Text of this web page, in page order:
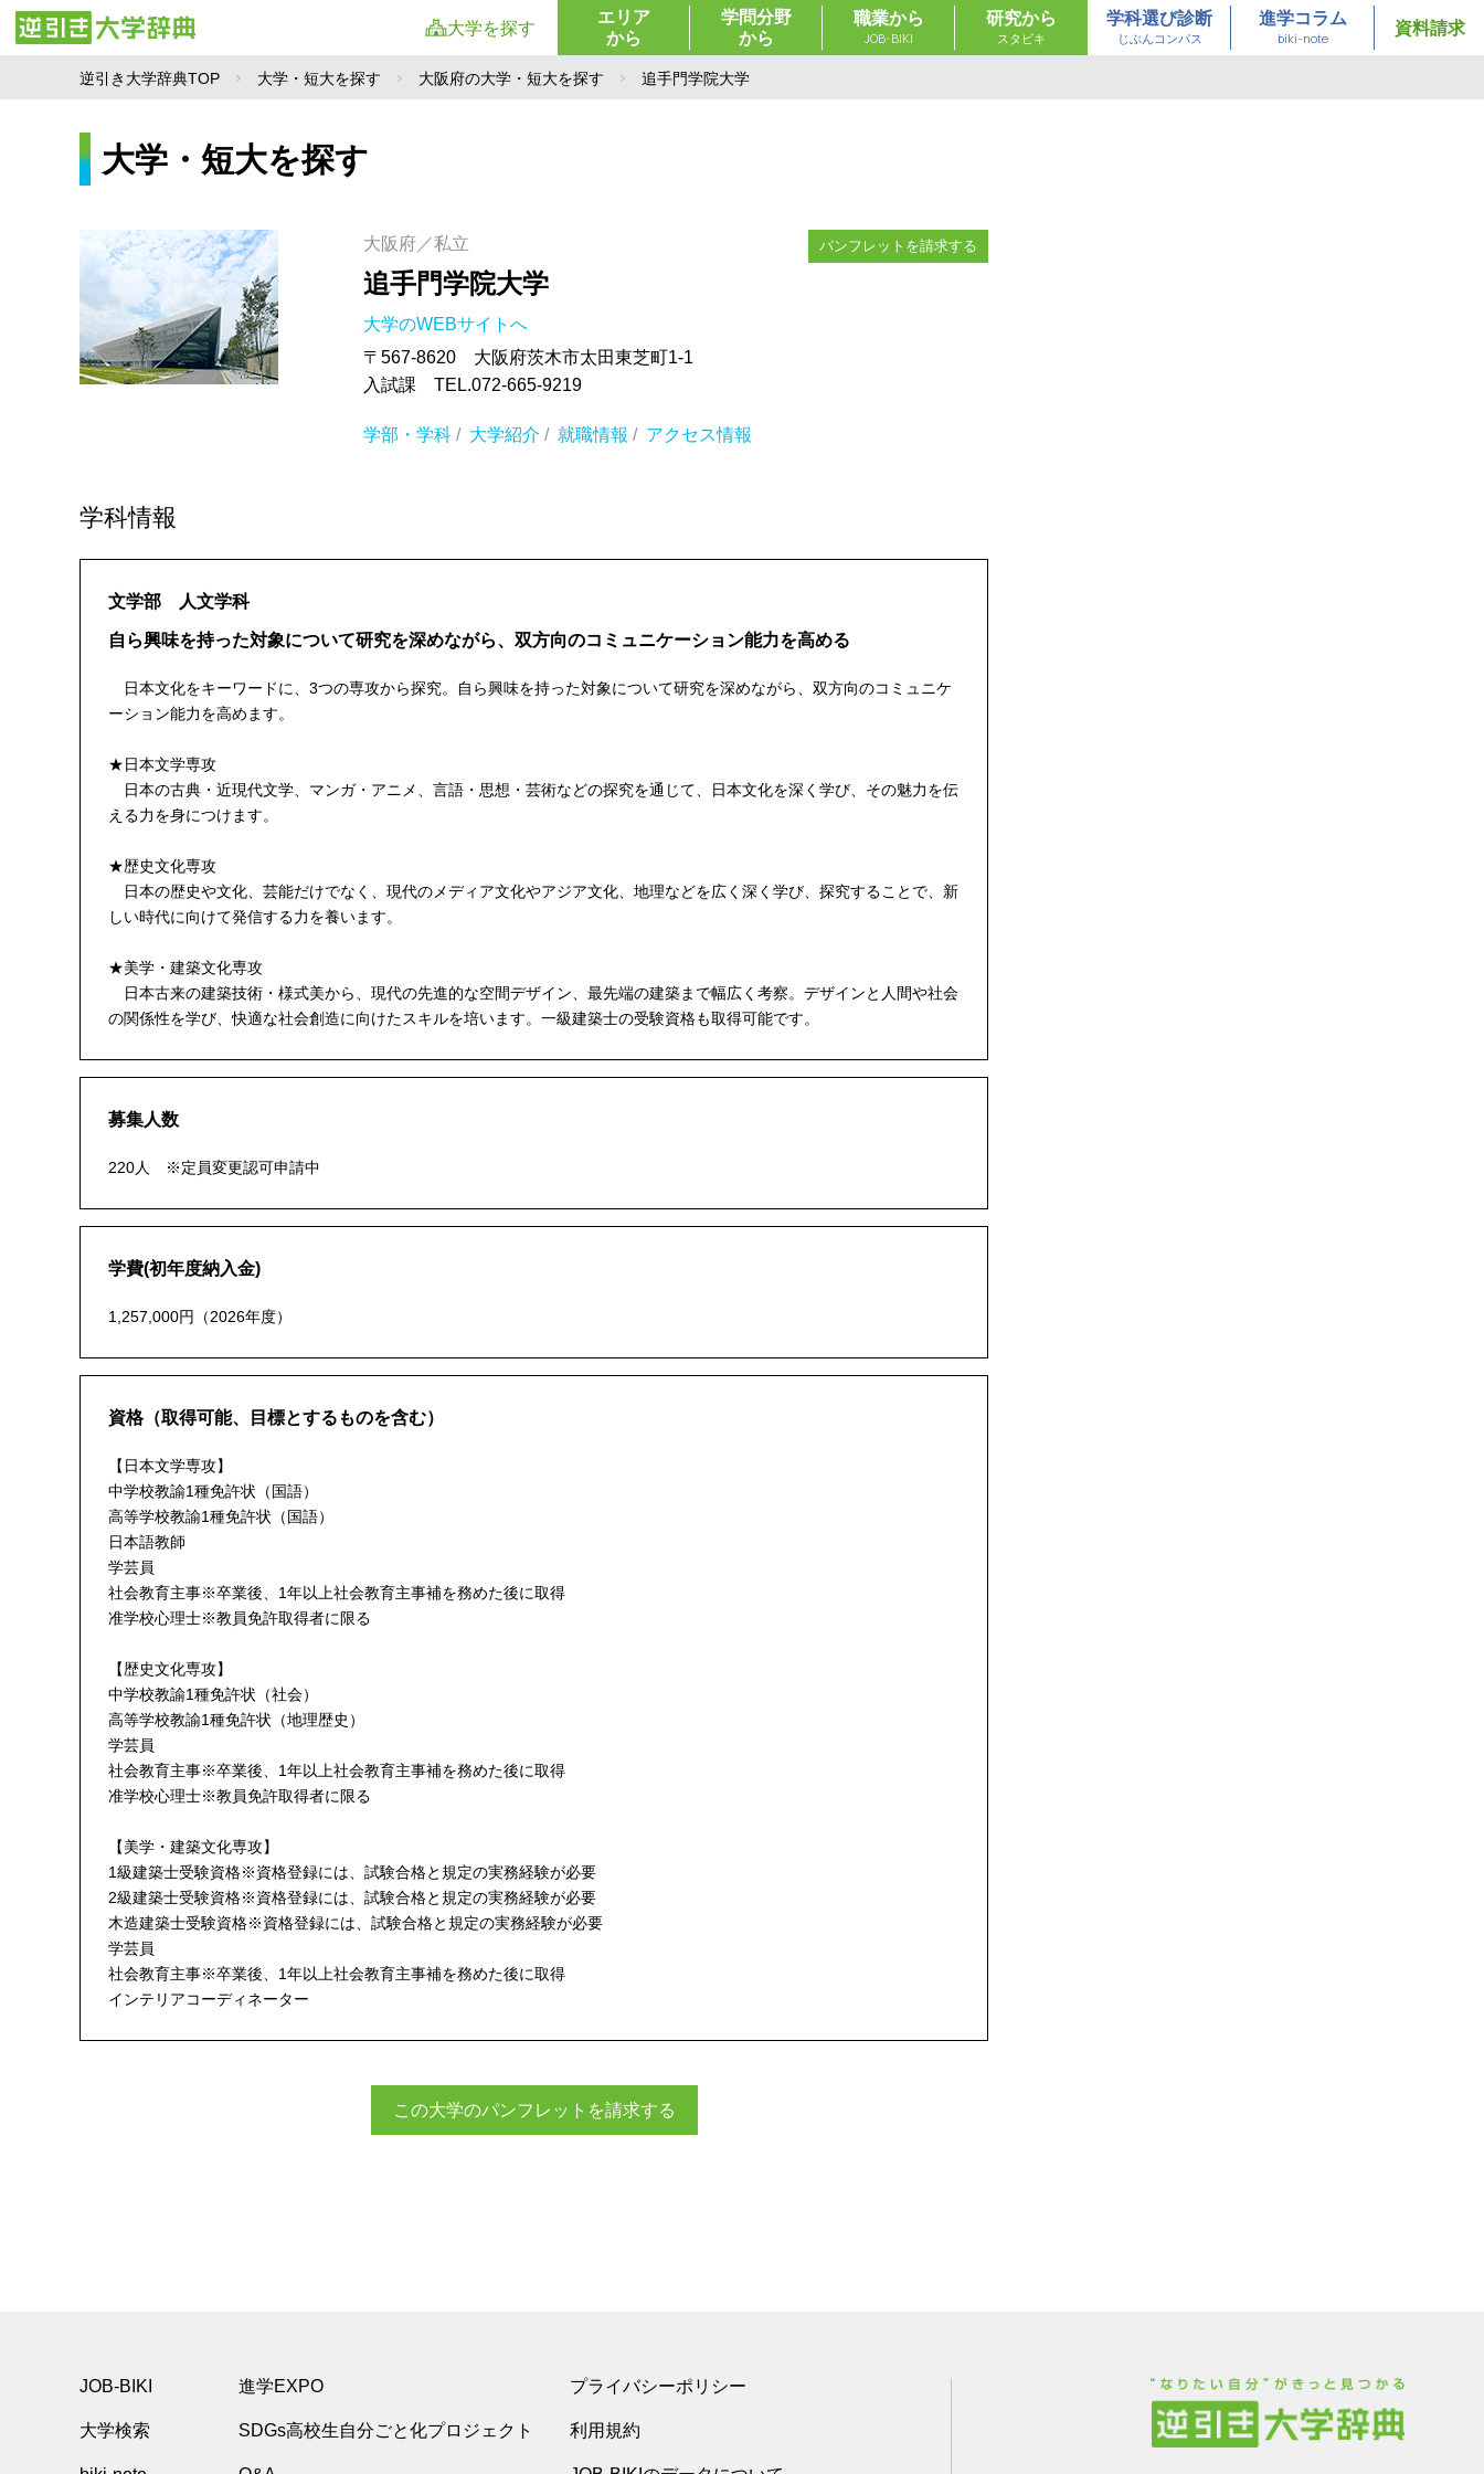
大学を探す
エリア
から
学問分野
から
職業から
JOB-BIKI
研究から
スタビキ
学科選び診断
じぶんコンパス
進学コラム
biki-note
資料請求
逆引き大学辞典TOP 大学・短大を探す 大阪府の大学・短大を探す 追手門学院大学
大学・短大を探す
大阪府／私立
追手門学院大学
大学のWEBサイトへ
〒567-8620 大阪府茨木市太田東芝町1-1
入試課 TEL.072-665-9219
パンフレットを請求する
学部・学科/ 大学紹介 / 就職情報 / アクセス情報
学科情報
文学部 人文学科
自ら興味を持った対象について研究を深めながら、双方向のコミュニケーション能力を高める
日本文化をキーワードに、3つの専攻から探究。自ら興味を持った対象について研究を深めながら、双方向のコミュニケ
ーション能力を高めます。
★日本文学専攻
日本の古典・近現代文学、マンガ・アニメ、言語・思想・芸術などの探究を通じて、日本文化を深く学び、その魅力を伝
える力を身につけます。
★歴史文化専攻
日本の歴史や文化、芸能だけでなく、現代のメディア文化やアジア文化、地理などを広く深く学び、探究することで、新
しい時代に向けて発信する力を養います。
★美学・建築文化専攻
日本古来の建築技術・様式美から、現代の先進的な空間デザイン、最先端の建築まで幅広く考察。デザインと人間や社会
の関係性を学び、快適な社会創造に向けたスキルを培います。一級建築士の受験資格も取得可能です。
募集人数
220人 ※定員変更認可申請中
学費(初年度納入金)
1,257,000円（2026年度）
資格（取得可能、目標とするものを含む）
【日本文学専攻】
中学校教諭1種免許状（国語）
高等学校教諭1種免許状（国語）
日本語教師
学芸員
社会教育主事※卒業後、1年以上社会教育主事補を務めた後に取得
准学校心理士※教員免許取得者に限る
【歴史文化専攻】
中学校教諭1種免許状（社会）
高等学校教諭1種免許状（地理歴史）
学芸員
社会教育主事※卒業後、1年以上社会教育主事補を務めた後に取得
准学校心理士※教員免許取得者に限る
【美学・建築文化専攻】
1級建築士受験資格※資格登録には、試験合格と規定の実務経験が必要
2級建築士受験資格※資格登録には、試験合格と規定の実務経験が必要
木造建築士受験資格※資格登録には、試験合格と規定の実務経験が必要
学芸員
社会教育主事※卒業後、1年以上社会教育主事補を務めた後に取得
インテリアコーディネーター
この大学のパンフレットを請求する
JOB-BIKI
大学検索
進学EXPO
SDGs高校生自分ごと化プロジェクト
プライバシーポリシー
利用規約